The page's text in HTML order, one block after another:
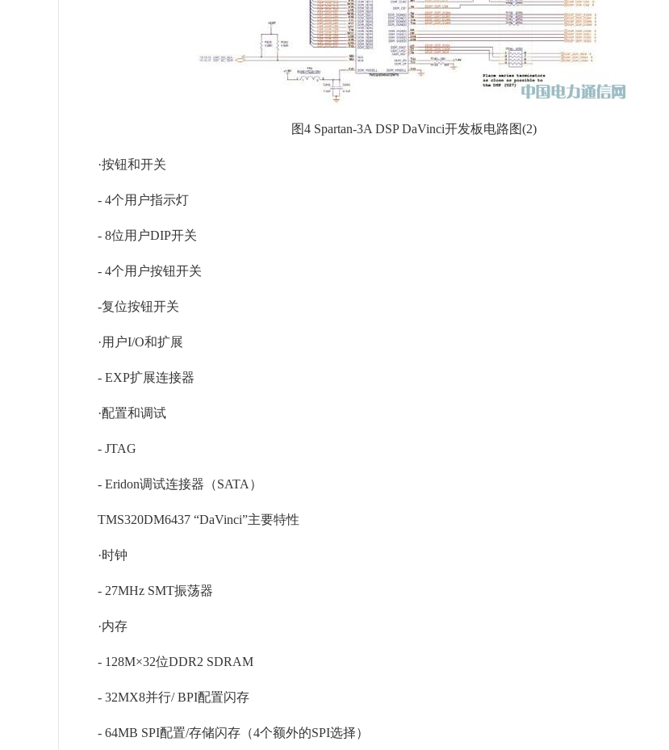
图4 Spartan-3A DSP DaVinci开发板电路图(2)
·按钮和开关
- 4个用户指示灯
- 8位用户DIP开关
- 4个用户按钮开关
-复位按钮开关
·用户I/O和扩展
- EXP扩展连接器
·配置和调试
- JTAG
- Eridon调试连接器（SATA）
TMS320DM6437 “DaVinci”主要特性
·时钟
- 27MHz SMT振荡器
·内存
- 128M×32位DDR2 SDRAM
- 32MX8并行/ BPI配置闪存
- 64MB SPI配置/存储闪存（4个额外的SPI选择）